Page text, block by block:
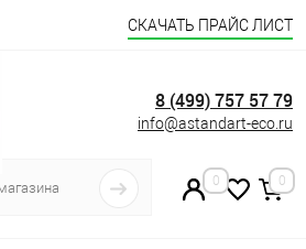
СКАЧАТЬ ПРАЙС ЛИСТ
8 (499) 757 57 79
info@astandart-eco.ru
0 0